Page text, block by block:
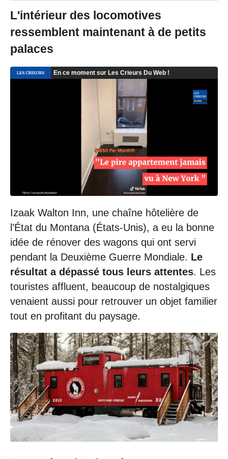
-
M
s
u
r
/
2
9
1
0
0
9
L'intérieur des locomotives
ressemblent maintenant à de petits
palaces
Izaak Walton Inn, une chaîne hôtelière de
l’État du Montana (États-Unis), a eu la bonne
idée de rénover des wagons qui ont servi
pendant la Deuxième Guerre Mondiale. Le
résultat a dépassé tous leurs attentes. Les
touristes affluent, beaucoup de nostalgiques
venaient aussi pour retrouver un objet familier
tout en profitant du paysage.